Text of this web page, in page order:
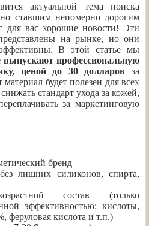
актуальной тема поиска
ставшим непомерно дорогим
для вас хорошие новости! Эти
на рынке, но они
В этой статье мы
профессиональную
ценой до 30 долларов за
будет полезен для всех
стандарт ухода за кожей,
за маркетинговую
бренд
лишних силиконов, спирта,
состав (только
эффективностью: кислоты,
феруловая кислота и т.п.)